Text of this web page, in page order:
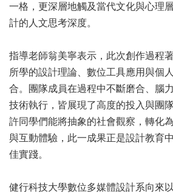
一格，更深層地觸及當代文化與心理
計的人文思考深度。
指導老師翁美寧表示，此次創作過程
所學的設計理論、數位工具應用與個
合。團隊成員在過程中不斷磨合、腦
技術執行，皆展現了高度的投入與團
許同學們能將抽象的社會觀察，轉化
與互動體驗，此一成果正是設計教育
佳實踐。
健行科技大學數位多媒體設計系向來